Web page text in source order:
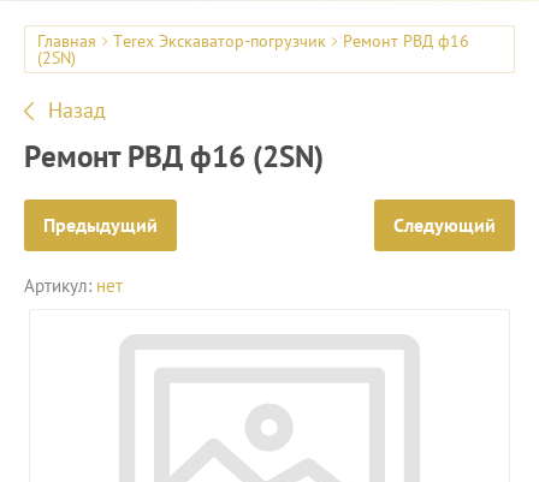
Главная Terex Экскаватор-погрузчик Ремонт РВД ф16
(2SN)
Назад
Ремонт РВД ф16 (2SN)
Предыдущий Следующий
Артикул: нет